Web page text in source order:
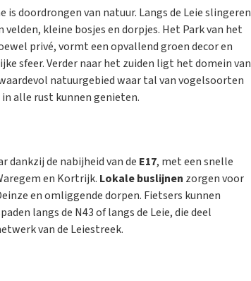
is doordrongen van natuur. Langs de Leie slingeren
kleine bosjes en dorpjes. Het Park van het
privé, vormt een opvallend groen decor en
sfeer. Verder naar het zuiden ligt het domein van
natuurgebied waar tal van vogelsoorten
alle rust kunnen genieten.
dankzij de nabijheid van de E17, met een snelle
en Kortrijk. Lokale buslijnen zorgen voor
en omliggende dorpen. Fietsers kunnen
langs de N43 of langs de Leie, die deel
van de Leiestreek.